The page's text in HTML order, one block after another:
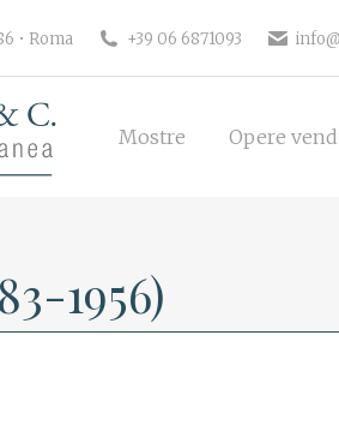
• Roma +39 06 6871093
Mostre Opere
1956)